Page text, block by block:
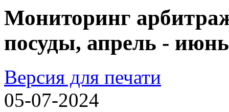
Мониторинг
посуды, апрель - июнь
Версия для печати
05-07-2024